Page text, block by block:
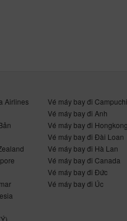
Airlines
Vé máy bay đi
Vé máy bay đi Anh
Vé máy bay đi Hongkong
Vé máy bay đi Đài Loan
Vé máy bay đi Hà Lan
Vé máy bay đi Canada
Vé máy bay đi Đức
Vé máy bay đi Úc